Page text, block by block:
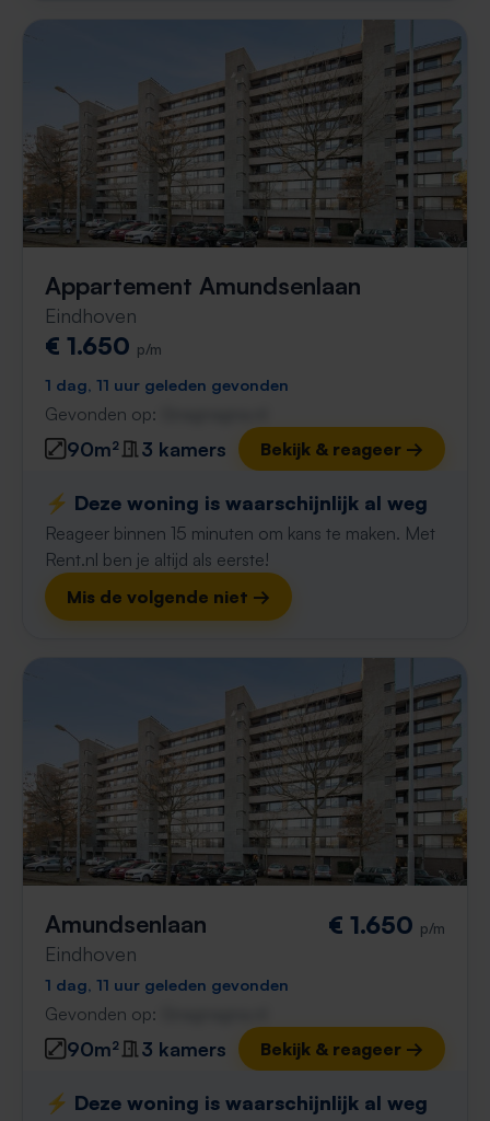
Appartement Amundsenlaan
Eindhoven
€ 1.650 p/m
1 dag, 11 uur geleden gevonden
Gevonden op:
90m² 3 kamers Bekijk & reageer →
⚡️ Deze woning is waarschijnlijk al weg
Reageer binnen 15 minuten om kans te maken. Met
Rent.nl ben je altijd als eerste!
Mis de volgende niet →
Amundsenlaan
Eindhoven
€ 1.650 p/m
1 dag, 11 uur geleden gevonden
Gevonden op:
90m² 3 kamers Bekijk & reageer →
⚡️ Deze woning is waarschijnlijk al weg